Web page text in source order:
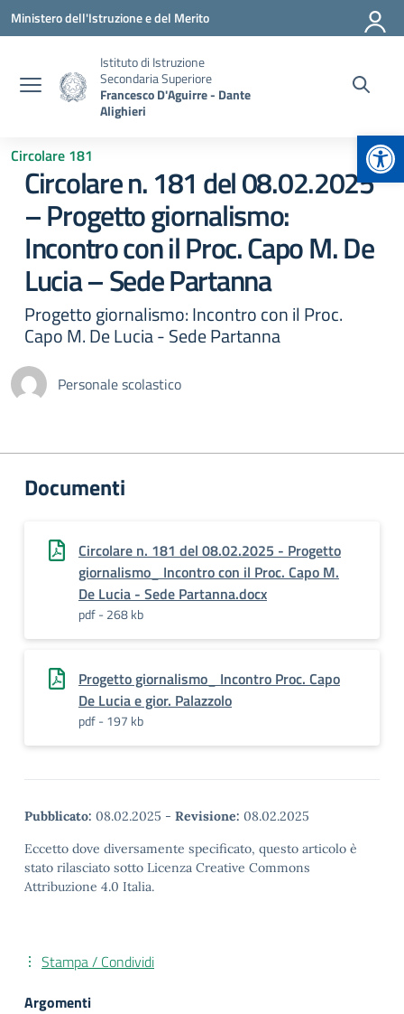
Vai ai contenuti
Vai al menu di navigazione
Vai al footer
Ministero dell'Istruzione e del Merito
Istituto di Istruzione
Secondaria Superiore
Francesco D'Aguirre - Dante
Alighieri
Circolare 181
Circolare n. 181 del 08.02.2025
– Progetto giornalismo:
Incontro con il Proc. Capo M. De
Lucia – Sede Partanna
Progetto giornalismo: Incontro con il Proc.
Capo M. De Lucia - Sede Partanna
Personale scolastico
Documenti
Circolare n. 181 del 08.02.2025 - Progetto
giornalismo_ Incontro con il Proc. Capo M.
De Lucia - Sede Partanna.docx
pdf - 268 kb
Progetto giornalismo_ Incontro Proc. Capo
De Lucia e gior. Palazzolo
pdf - 197 kb
Pubblicato: 08.02.2025 - Revisione: 08.02.2025
Eccetto dove diversamente specificato, questo articolo è
stato rilasciato sotto Licenza Creative Commons
Attribuzione 4.0 Italia.
Stampa / Condividi
Argomenti